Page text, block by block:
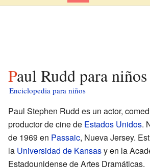
Paul Rudd para niños
Enciclopedia para niños
Paul Stephen Rudd es un actor,
productor de cine de Estados Unidos.
de 1969 en Passaic, Nueva Jersey.
la Universidad de Kansasy en la
Estadounidense de Artes Dramáticas.